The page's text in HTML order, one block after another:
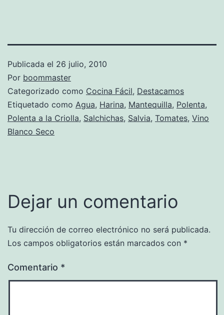
Publicada el 26 julio, 2010
Por boommaster
Categorizado como Cocina Fácil, Destacamos
Etiquetado como Agua, Harina, Mantequilla, Polenta,
Polenta a la Criolla, Salchichas, Salvia, Tomates, Vino
Blanco Seco
Dejar un comentario
Tu dirección de correo electrónico no será publicada.
Los campos obligatorios están marcados con *
Comentario *